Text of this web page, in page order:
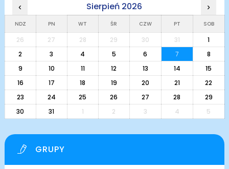
‹ Sierpień 2026 ›
NDZ PN WT ŚR CZW PT SOB
26 27 28 29 30 31
1
2
3 4 5 6 7
8
9
10 11 12 13 14
15
16
17 18 19 20 21
22
23
24 25 26 27 28
29
30
31 1 2 3 4 5
GRUPY